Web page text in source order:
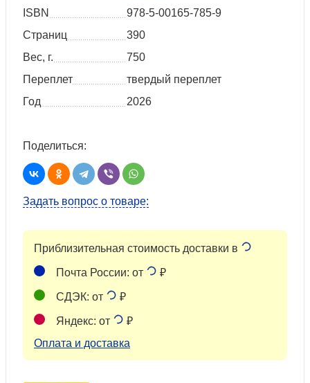
ISBN
978-5-00165-785-9
Страниц
390
Вес, г.
750
Переплет
твердый переплет
Год
2026
Поделиться:
Задать вопрос о товаре:
Приблизительная стоимость доставки в
Почта России: от ₽
СДЭК: от ₽
Яндекс: от
₽
Оплата и доставка